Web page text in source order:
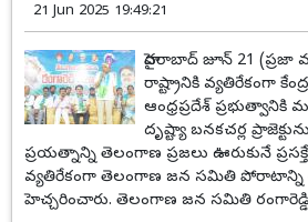
21 Jun 2025 19:49:21
హైదరాబాద్ జూన్ 21
రాష్ట్రానికి వ్యతిరేకంగా
ఆంధ్రప్రదేశ్
దృష్ట్యా బనకచర్ల
ప్రయత్నాన్ని తెలంగాణ ప్రజలు ఊరుకునే ప్రసక్తే
వ్యతిరేకంగా తెలంగాణ జన సమితి పోరాటాన్ని
హెచ్చరించారు. తెలంగాణ జన సమితి